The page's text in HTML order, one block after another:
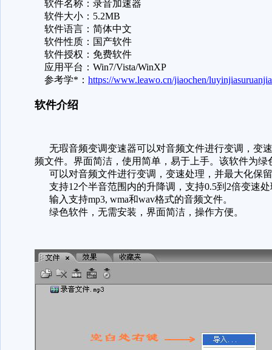
软件名称：录音加速器
软件大小：5.2MB
软件语言：简体中文
软件性质：国产软件
软件授权：免费软件
应用平台：Win7/Vista/WinXP
参考学*： https://www.leawo.cn/jiaochen/
软件介绍
无瑕音频变调变速器可以对音频文件进行变调，变速
频文件。界面简洁，使用简单，易于上手。该软件为
可以对音频文件进行变调，变速处理，并最大化保
支持12个半音范围内的升降调，支持0.5到2倍变速处
输入支持mp3, wma和wav格式的音频文件。
绿色软件，无需安装，界面简洁，操作方便。